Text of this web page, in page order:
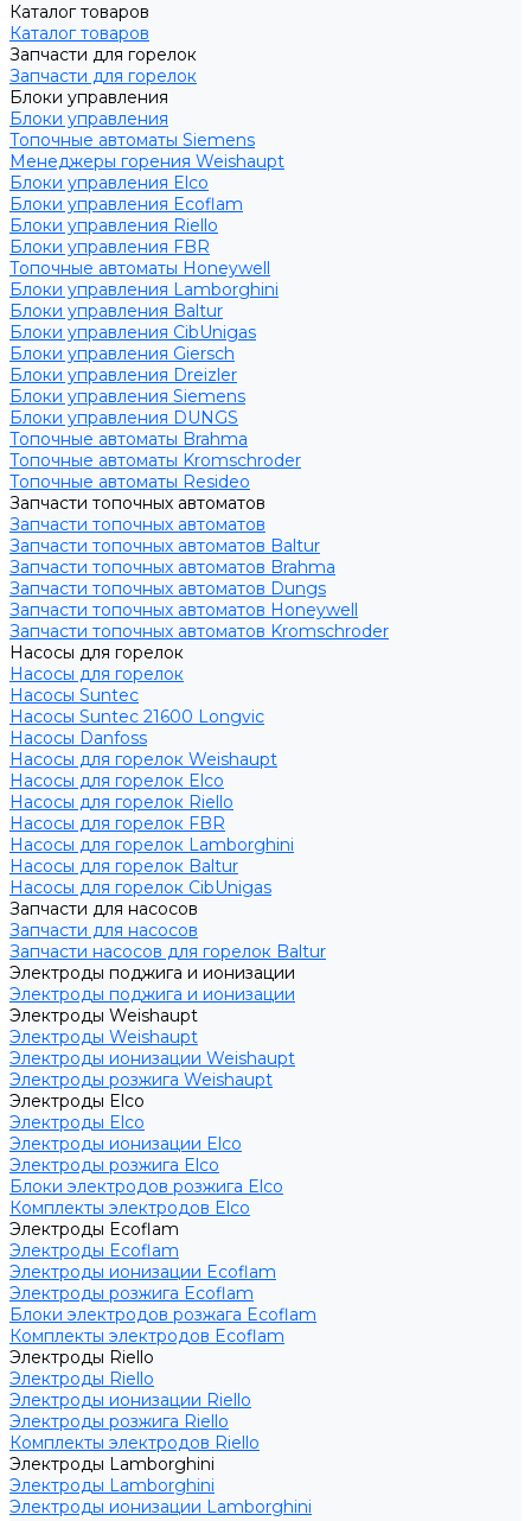
Каталог товаров
Каталог товаров
Запчасти для горелок
Запчасти для горелок
Блоки управления
Блоки управления
Топочные автоматы Siemens
Менеджеры горения Weishaupt
Блоки управления Elco
Блоки управления Ecoflam
Блоки управления Riello
Блоки управления FBR
Топочные автоматы Honeywell
Блоки управления Lamborghini
Блоки управления Baltur
Блоки управления CibUnigas
Блоки управления Giersch
Блоки управления Dreizler
Блоки управления Siemens
Блоки управления DUNGS
Топочные автоматы Brahma
Топочные автоматы Kromschroder
Топочные автоматы Resideo
Запчасти топочных автоматов
Запчасти топочных автоматов
Запчасти топочных автоматов Baltur
Запчасти топочных автоматов Brahma
Запчасти топочных автоматов Dungs
Запчасти топочных автоматов Honeywell
Запчасти топочных автоматов Kromschroder
Насосы для горелок
Насосы для горелок
Насосы Suntec
Насосы Suntec 21600 Longvic
Насосы Danfoss
Насосы для горелок Weishaupt
Насосы для горелок Elco
Насосы для горелок Riello
Насосы для горелок FBR
Насосы для горелок Lamborghini
Насосы для горелок Baltur
Насосы для горелок CibUnigas
Запчасти для насосов
Запчасти для насосов
Запчасти насосов для горелок Baltur
Электроды поджига и ионизации
Электроды поджига и ионизации
Электроды Weishaupt
Электроды Weishaupt
Электроды ионизации Weishaupt
Электроды розжига Weishaupt
Электроды Elco
Электроды Elco
Электроды ионизации Elco
Электроды розжига Elco
Блоки электродов розжига Elco
Комплекты электродов Elco
Электроды Ecoflam
Электроды Ecoflam
Электроды ионизации Ecoflam
Электроды розжига Ecoflam
Блоки электродов розжага Ecoflam
Комплекты электродов Ecoflam
Электроды Riello
Электроды Riello
Электроды ионизации Riello
Электроды розжига Riello
Комплекты электродов Riello
Электроды Lamborghini
Электроды Lamborghini
Электроды ионизации Lamborghini